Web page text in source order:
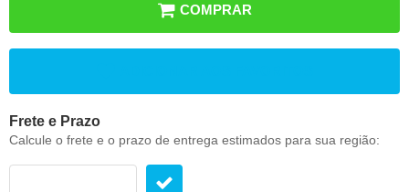
COMPRAR
Frete e Prazo
Calcule o frete e o prazo de entrega estimados para sua região: